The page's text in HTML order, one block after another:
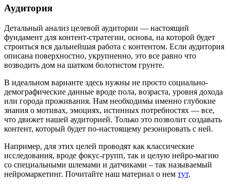
Аудитория
Детальный анализ целевой аудитории — настоящий
фундамент для контент-стратегии, основа, на которой будет
строиться вся дальнейшая работа с контентом. Если аудитория
описана поверхностно, укрупненно, это все равно что
возводить дом на шатком болотистом грунте.
В идеальном варианте здесь нужны не просто социально-
демографические данные вроде пола, возраста, уровня дохода
или города проживания. Нам необходимы именно глубокие
знания о мотивах, эмоциях, истинных потребностях — все,
что движет нашей аудиторией. Только это позволит создавать
контент, который будет по-настоящему резонировать с ней.
Например, для этих целей проводят как классические
исследования, вроде фокус-групп, так и целую нейро-магию
со специальными шлемами и датчиками – так называемый
нейромаркетинг. Почитайте наш материал о нем тут.